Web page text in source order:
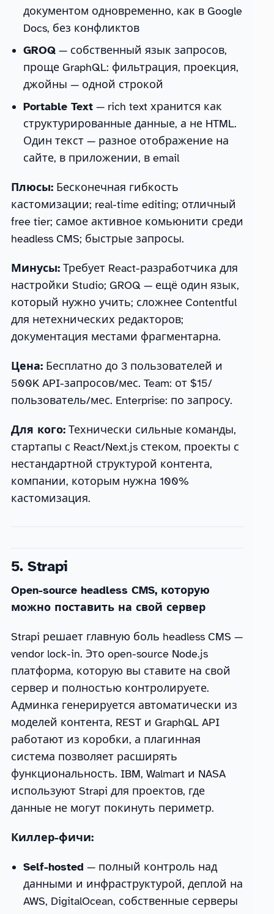
документом одновременно, как в Google
Docs, без конфликтов
GROQ— собственный язык запросов,
проще GraphQL: фильтрация, проекция,
джойны — одной строкой
Portable Text— rich text хранится как
структурированные данные, а не HTML.
Один текст — разное отображение на
сайте, в приложении, в email
Плюсы:Бесконечная гибкость
кастомизации; real-time editing; отличный
free tier; самое активное комьюнити среди
headless CMS; быстрые запросы.
Минусы:Требует React-разработчика для
настройки Studio; GROQ — ещё один язык,
который нужно учить; сложнее Contentful
для нетехнических редакторов;
документация местами фрагментарна.
Цена:Бесплатно до 3 пользователей и
500K API-запросов/мес. Team: от $15/
пользователь/мес. Enterprise: по запросу.
Для кого:Технически сильные команды,
стартапы с React/Next.js стеком, проекты с
нестандартной структурой контента,
компании, которым нужна 100%
кастомизация.
5. Strapi
Open-source headless CMS, которую
можно поставить на свой сервер
Strapi решает главную боль headless CMS —
vendor lock-in. Это open-source Node.js
платформа, которую вы ставите на свой
сервер и полностью контролируете.
Админка генерируется автоматически из
моделей контента, REST и GraphQL API
работают из коробки, а плагинная
система позволяет расширять
функциональность. IBM, Walmart и NASA
используют Strapi для проектов, где
данные не могут покинуть периметр.
Киллер-фичи:
Self-hosted — полный контроль над
данными и инфраструктурой, деплой на
AWS, DigitalOcean, собственные серверы